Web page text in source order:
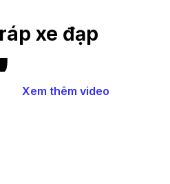
xe đạp
Xem thêm video